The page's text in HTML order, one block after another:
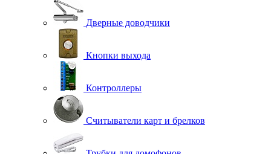
Дверные доводчики
Кнопки выхода
Контроллеры
Считыватели карт и брелков